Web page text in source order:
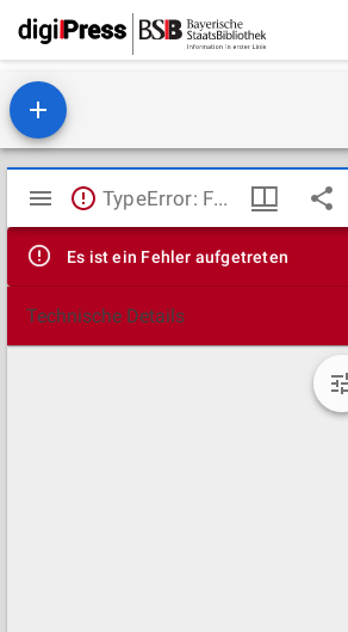
Mirador
Viewer
TypeError: Failed to fetch
Es ist ein Fehler aufgetreten
Technische Details